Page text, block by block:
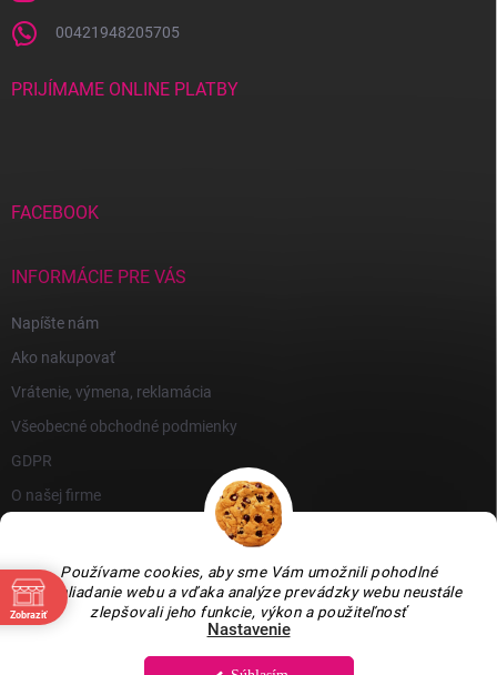
Používame cookies, aby sme Vám umožnili pohodlné
prehliadanie webu a vďaka analýze prevádzky webu neustále
zlepšovali jeho funkcie, výkon a použiteľnosť
Nastavenie
00421948205705
PRIJÍMAME ONLINE PLATBY
FACEBOOK
INFORMÁCIE PRE VÁS
Napíšte nám
Ako nakupovať
Vrátenie, výmena, reklamácia
Všeobecné obchodné podmienky
GDPR
O našej firme
Zobraziť